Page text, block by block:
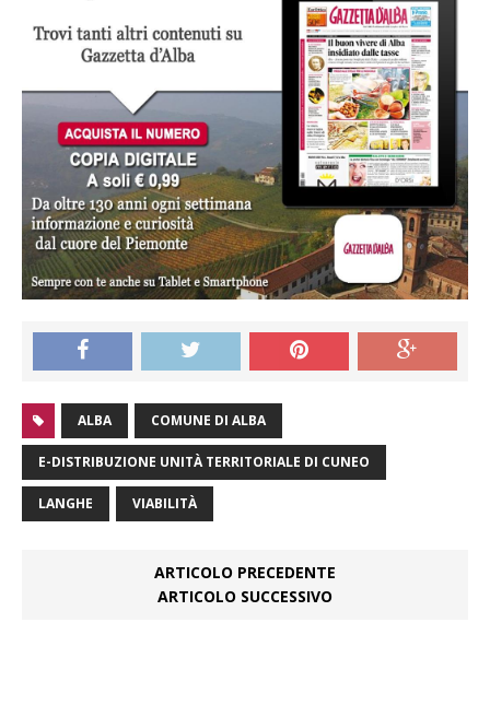
ALBA COMUNE DI ALBA
E-DISTRIBUZIONE UNITÀ TERRITORIALE DI CUNEO
LANGHE VIABILITÀ
ARTICOLO PRECEDENTE
ARTICOLO SUCCESSIVO